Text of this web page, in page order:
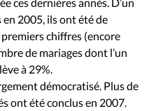
en 2005, ils ont été de
premiers chiffres (encore
de mariages dont l’un
à 29%.
démocratisé. Plus de
ont été conclus en 2007.